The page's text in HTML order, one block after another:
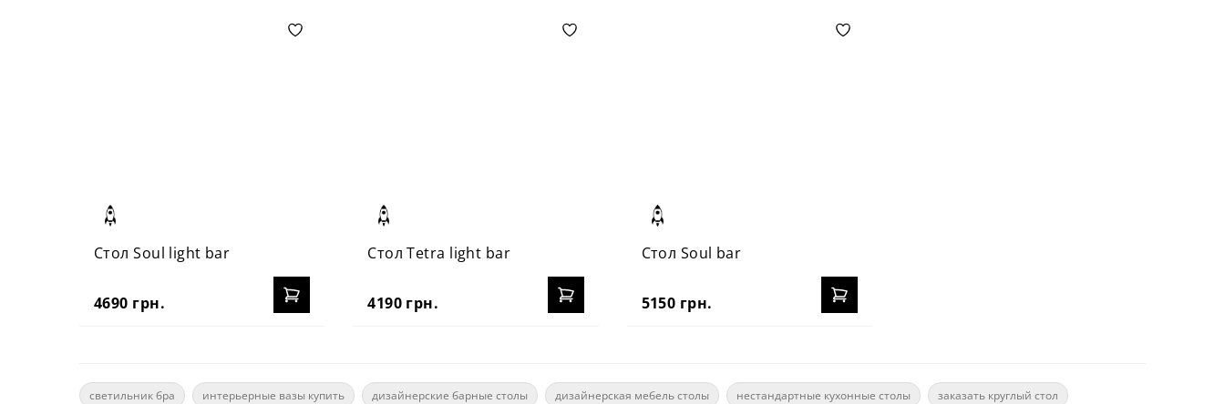
Стол Soul light bar
4690 грн.
Стол Tetra light bar
4190 грн.
Стол Soul bar
5150 грн.
светильник бра интерьерные вазы купить дизайнерские барные столы дизайнерская мебель столы нестандартные кухонные столы заказать круглый стол